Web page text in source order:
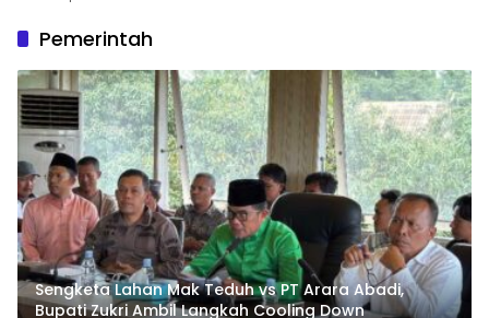
Selamat Atas Pelantikan H. Zukri, SM dan H. Husni Tamrin, SH Bupati dan
Wakil Bupati Pelalawan Periode 2025-2030
Pemerintah